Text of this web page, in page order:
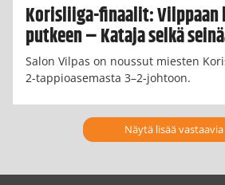
Korisliiga-finaalit:
putkeen – Kataja selkä
Salon Vilpas on noussut miesten
2-tappioasemasta 3–2-johtoon.
Näytä lisää vastaavia